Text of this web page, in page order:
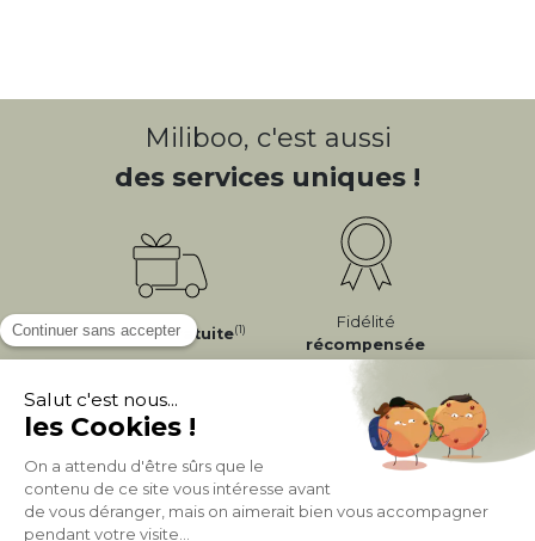
Miliboo, c'est aussi
des services uniques !
LivraisonGratuite(1)
Fidélité
récompensée
Expéditionen
24/72h
Appelez-nous Au
050 92 00 74